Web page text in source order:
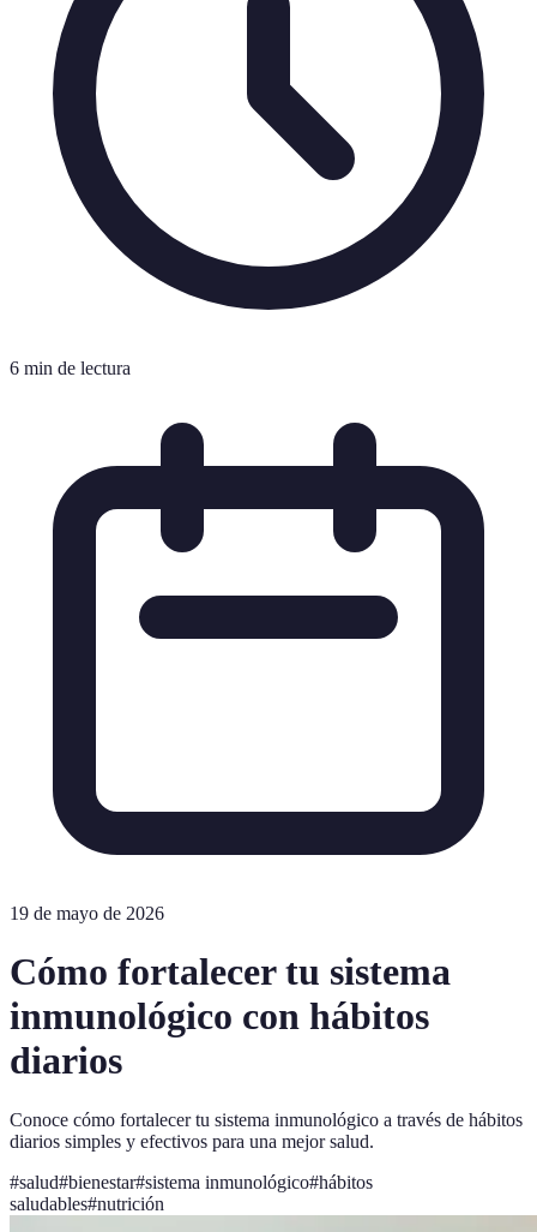
6 min de lectura
19 de mayo de 2026
Cómo fortalecer tu sistema
inmunológico con hábitos
diarios
Conoce cómo fortalecer tu sistema inmunológico a través de hábitos
diarios simples y efectivos para una mejor salud.
#salud#bienestar#sistema inmunológico#hábitos
saludables#nutrición